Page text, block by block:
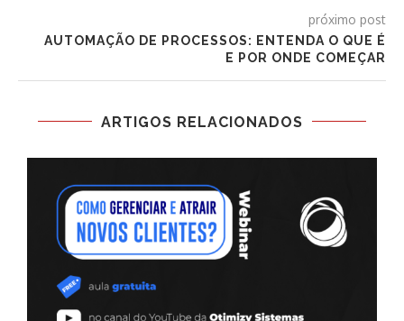
próximo post
AUTOMAÇÃO DE PROCESSOS: ENTENDA O QUE É
E POR ONDE COMEÇAR
ARTIGOS RELACIONADOS